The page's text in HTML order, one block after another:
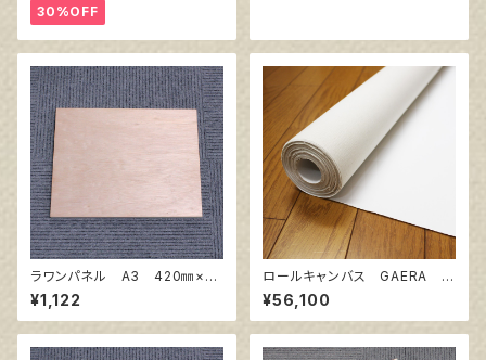
30%OFF
ラワンパネル A3 420㎜×29
7㎜
¥1,122
ロールキャンバス GAERA F
145㎝巾×10m巻
¥56,100